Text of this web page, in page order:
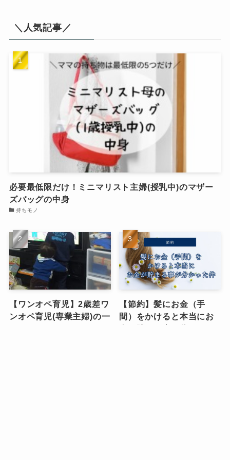
＼人気記事／
必要最低限だけ！ミニマリスト主婦(授乳中)のマザー
ズバッグの中身
持ちモノ
【ワンオペ育児】2歳差ワ
ンオペ育児(専業主婦)の一
【節約】髪にお金（手
間）をかけると本当にお